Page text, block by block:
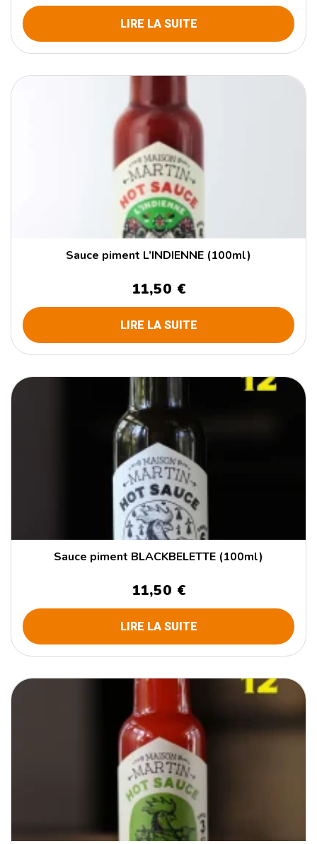
LIRE LA SUITE
Sauce piment L’INDIENNE (100ml)
11,50 €
LIRE LA SUITE
Sauce piment BLACKBELETTE (100ml)
11,50 €
LIRE LA SUITE